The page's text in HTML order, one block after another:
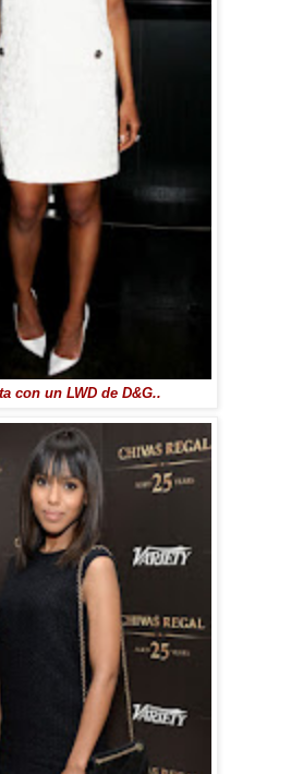
con un LWD de D&G..